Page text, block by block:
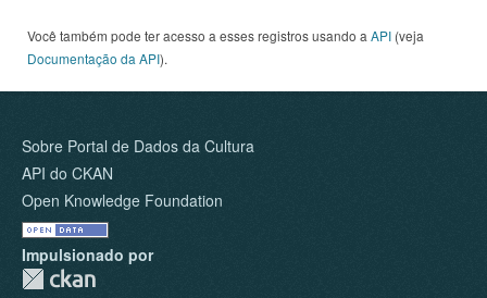
Você também pode ter acesso a esses registros usando a API (veja
Documentação da API).
Sobre Portal de Dados da Cultura
API do CKAN
Open Knowledge Foundation
Impulsionado por